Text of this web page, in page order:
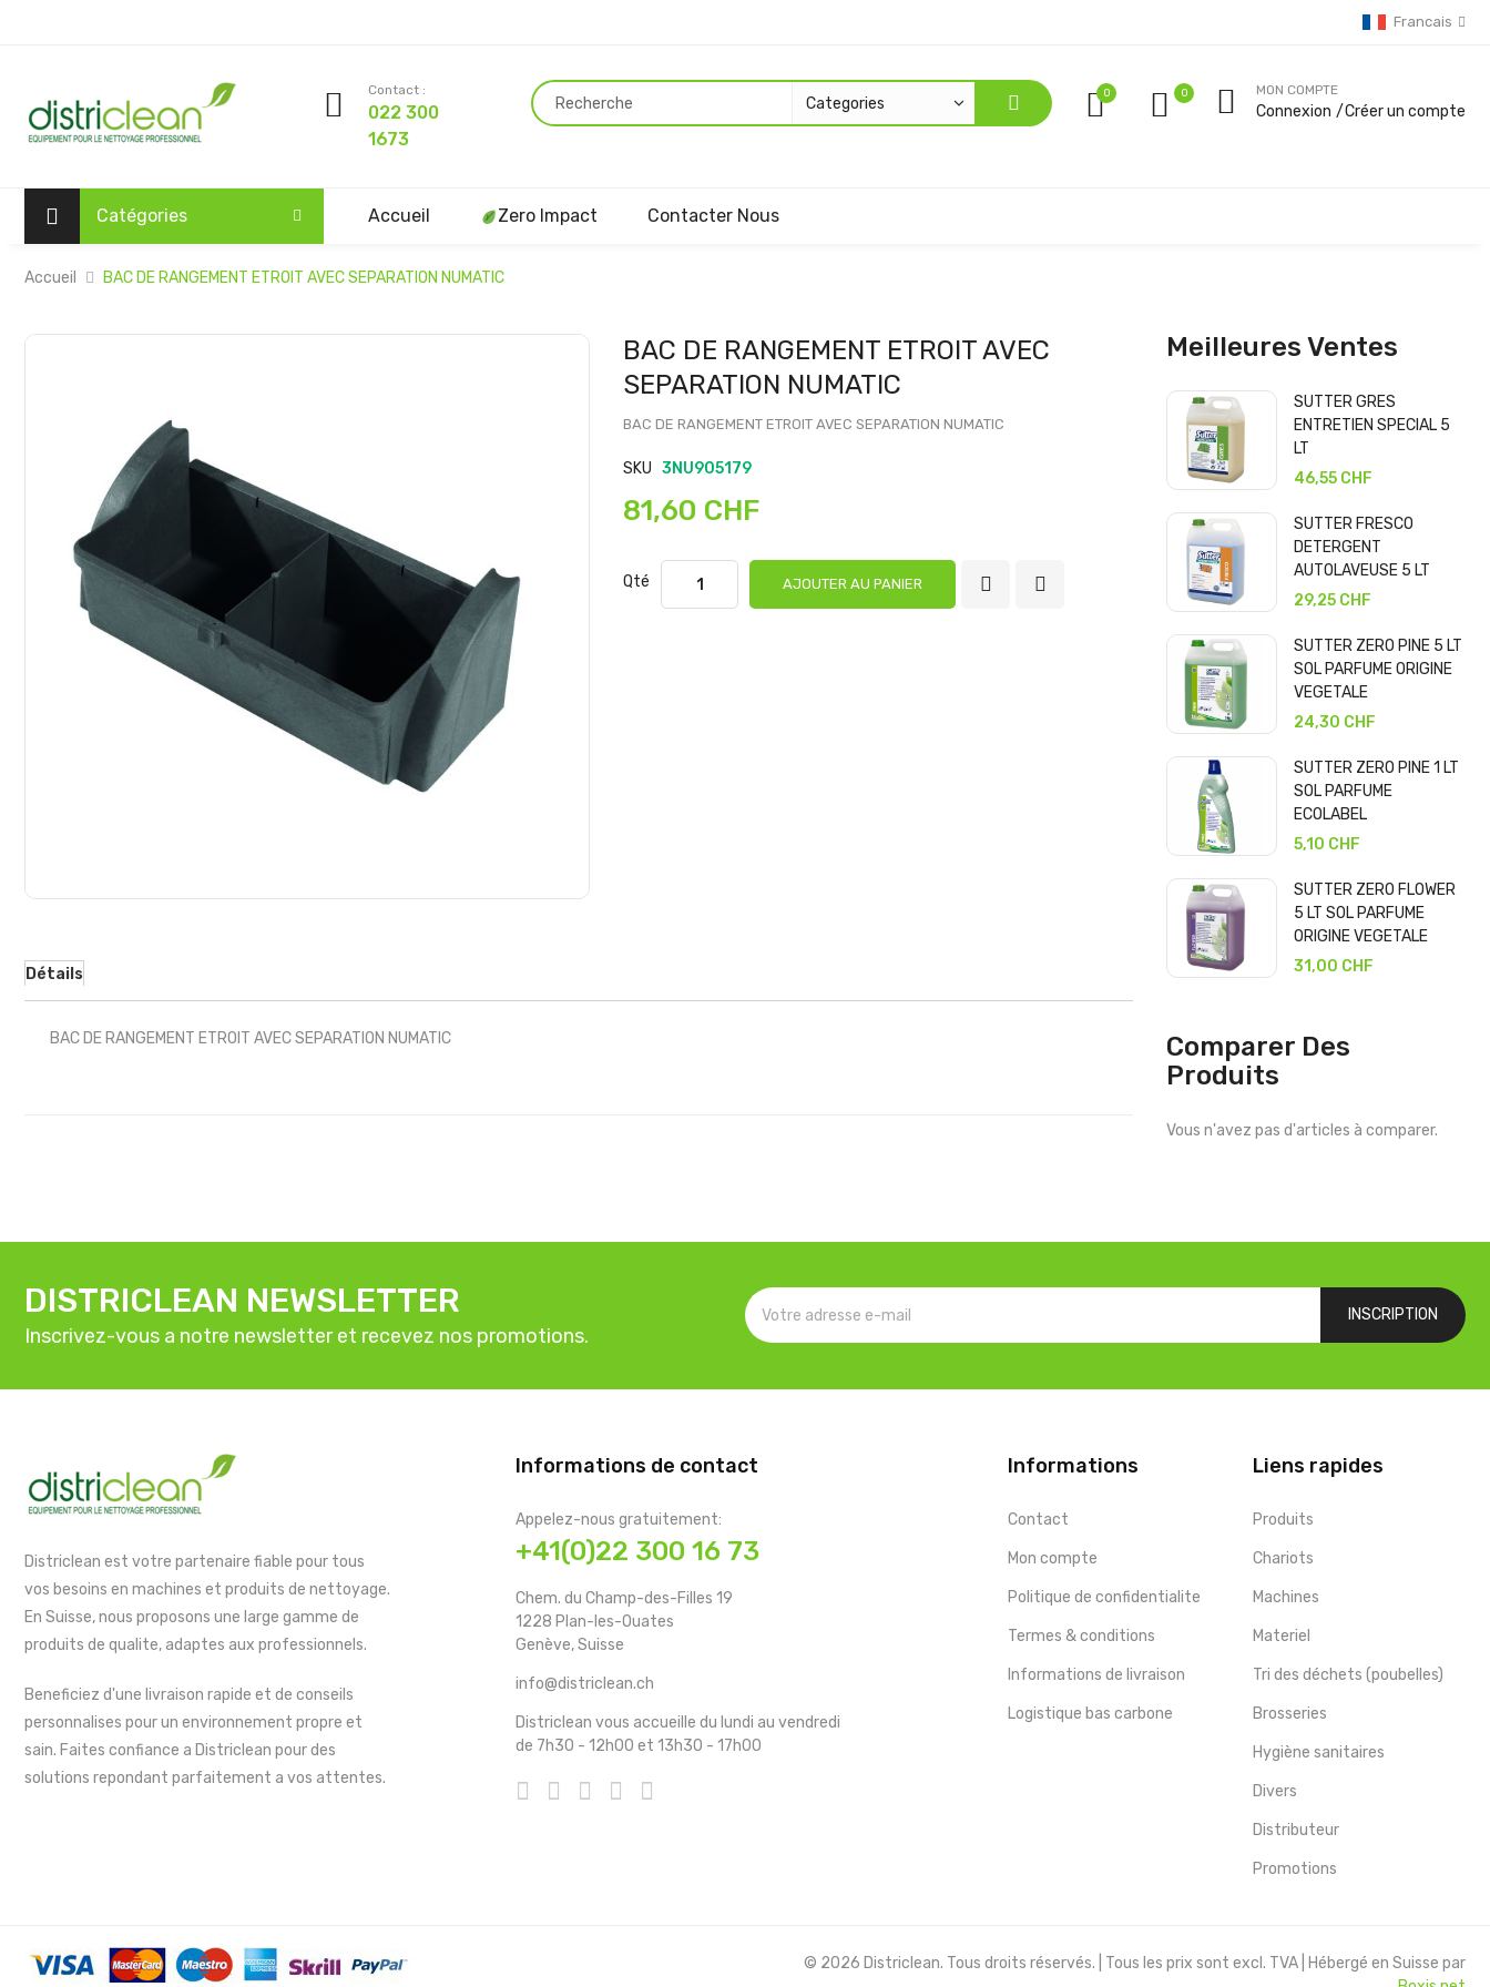
Francais
Contact :
022 300
1673
0 MON COMPTE
Connexion Créer un compte
Catégories Accueil Zero Impact Contacter Nous
Accueil BAC DE RANGEMENT ETROIT AVEC SEPARATION NUMATIC
Passer
Passer
début
Galerie
BAC DE RANGEMENT ETROIT AVEC
SEPARATION NUMATIC
BAC DE RANGEMENT ETROIT AVEC SEPARATION NUMATIC
SKU 3NU905179
81,60 CHF
Qté AJOUTER AU PANIER
Détails
BAC DE RANGEMENT ETROIT AVEC SEPARATION NUMATIC
Meilleures Ventes
SUTTER GRES
ENTRETIEN SPECIAL 5
LT
46,55 CHF
SUTTER FRESCO
DETERGENT
AUTOLAVEUSE 5 LT
29,25 CHF
SUTTER ZERO PINE 5 LT
SOL PARFUME ORIGINE
VEGETALE
24,30 CHF
SUTTER ZERO PINE 1 LT
SOL PARFUME
ECOLABEL
5,10 CHF
SUTTER ZERO FLOWER
5 LT SOL PARFUME
ORIGINE VEGETALE
31,00 CHF
Comparer Des
Produits
Vous n'avez pas d'articles à comparer.
DISTRICLEAN NEWSLETTER
Inscrivez-vous a notre newsletter et recevez nos promotions.
INSCRIPTION
Districlean est votre partenaire fiable pour tous
vos besoins en machines et produits de nettoyage.
En Suisse, nous proposons une large gamme de
produits de qualite, adaptes aux professionnels.
Beneficiez d'une livraison rapide et de conseils
personnalises pour un environnement propre et
sain. Faites confiance a Districlean pour des
solutions repondant parfaitement a vos attentes.
Informations de contact
Appelez-nous gratuitement:
+41(0)22 300 16 73
Chem. du Champ-des-Filles 19
1228 Plan-les-Ouates
Genève, Suisse
info@districlean.ch
Districlean vous accueille du lundi au vendredi
de 7h30 - 12h00 et 13h30 - 17h00
Informations
Contact
Mon compte
Politique de confidentialite
Termes & conditions
Informations de livraison
Logistique bas carbone
Liens rapides
Produits
Chariots
Machines
Materiel
Tri des déchets (poubelles)
Brosseries
Hygiène sanitaires
Divers
Distributeur
Promotions
© 2026 Districlean. Tous droits réservés. | Tous les prix sont excl. TVA | Hébergé en Suisse par